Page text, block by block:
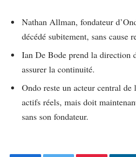
Nathan Allman, fondateur
décédé subitement, sans cause
Ian De Bode prend la direction
assurer la continuité.
Ondo reste un acteur central de
actifs réels, mais doit
sans son fondateur.